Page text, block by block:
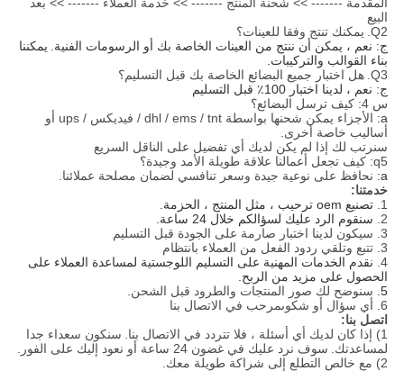
البيع
Q2. يمكنك تنتج وفقا للعينات؟
ج: نعم ، يمكن أن ننتج من العينات الخاصة بك أو الرسومات الفنية. يمكننا
بناء القوالب والتركيبات.
Q3. هل اختبار جميع البضائع الخاصة بك قبل التسليم؟
ج: نعم ، لدينا اختبار 100٪ قبل التسليم
س 4: كيف ترسل البضائع؟
a:
الأجزاء يمكن شحنها بواسطة dhl / ems / tnt / فيديكس / ups أو
أساليب خاصة أخرى.
سنرتب لك إذا لم يكن لديك أي تفضيل على الناقل السريع
q5: كيف تجعل أعمالنا علاقة طويلة الأمد وجيدة؟
a: نحافظ على نوعية جيدة وسعر تنافسي لضمان مصلحة عملائنا.
خدمتنا:
1. تصنيع oem ترحيب ، مثل المنتج ، الحزمة.
2.
سنقوم الرد عليك لسؤالكم خلال 24 ساعة.
3. سيكون لدينا اختبار صارمة على الجودة قبل التسليم
3. تتبع وتلقي ردود الفعل من العملاء بانتظام
4. نقدم الخدمات المهنية على التسليم اللوجستية لمساعدة العملاء على
الحصول على مزيد من الربح.
5. سنوضح لك صور المنتجات والطرود قبل الشحن.
6. أي سؤال أو شكوىمرحب في الاتصال بنا
اتصل بنا:
1) إذا كان لديك أي أسئلة ، فلا تتردد في الاتصال بنا.
سنكون سعداء جدا
لمساعدتك. سوف نرد عليك في غضون 24 ساعة أو نعود إليك على الفور.
2) مع خالص التطلع إلى شراكة طويلة معك.